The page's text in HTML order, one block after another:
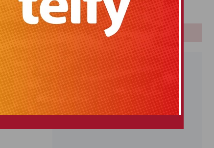
Once
PUBLICIDAD